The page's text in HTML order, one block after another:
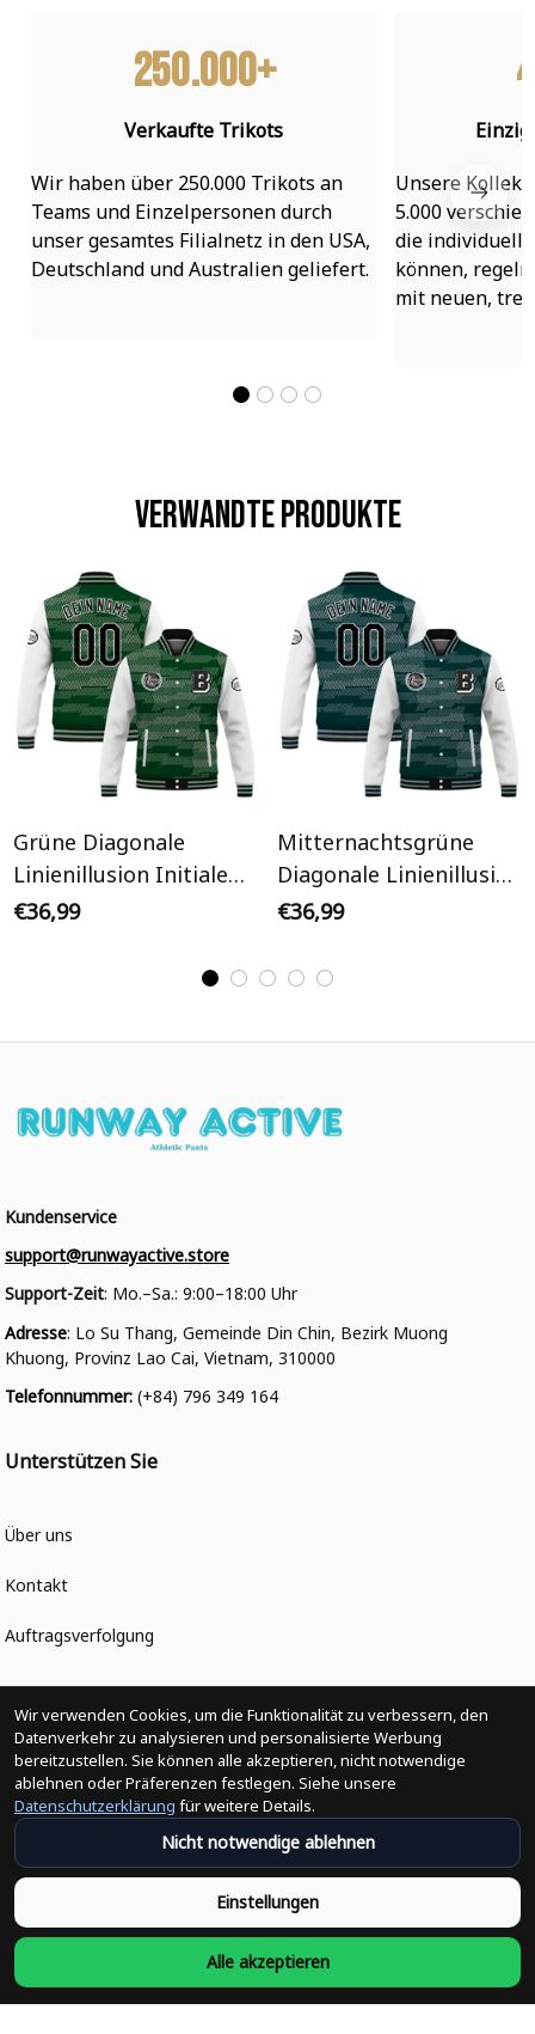
250.000+
Verkaufte Trikots
Wir haben über 250.000 Trikots an
Teams und Einzelpersonen durch
unser gesamtes Filialnetz in den USA,
Deutschland und Australien geliefert.
Unsere
5.000
die individuell
können,
mit neuen,
Verwandte Produkte
Grüne Diagonale
Linienillusion Initiale
Personalisiertes Varsity
€36,99
Mitternachtsgrüne
Diagonale Linienillusion
Initiale Personalisiertes
€36,99
Kundenservice
support@runwayactive.store
Support-Zeit: Mo.–Sa.: 9:00–18:00 Uhr
Adresse: Lo Su Thang, Gemeinde Din Chin, Bezirk Muong
Khuong, Provinz Lao Cai, Vietnam, 310000
Telefonnummer: (+84) 796 349 164
Unterstützen Sie
Über uns
Kontakt
Auftragsverfolgung
Politiken
Änderungen der Bestellung
Versandpolitik
Rückerstattungsrichtlinie
Rückgabepolitik
Wir verwenden Cookies, um die Funktionalität zu verbessern, den
Datenverkehr zu analysieren und personalisierte Werbung
bereitzustellen. Sie können alle akzeptieren, nicht notwendige
ablehnen oder Präferenzen festlegen. Siehe unsere
Datenschutzerklärung für weitere Details.
Nicht notwendige ablehnen
Einstellungen
Alle akzeptieren